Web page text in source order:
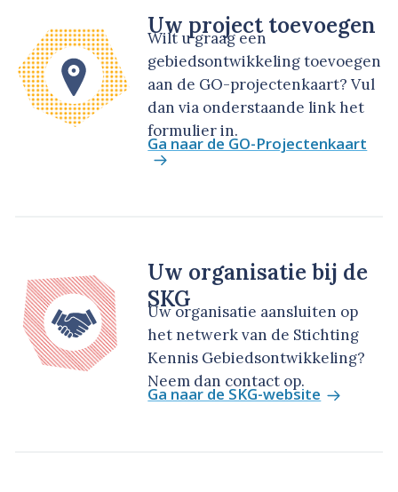
Uw project toevoegen
Wilt u graag een
gebiedsontwikkeling toevoegen
aan de GO-projectenkaart? Vul
dan via onderstaande link het
formulier in.
Ga naar de GO-Projectenkaart
Uw organisatie bij de
SKG
Uw organisatie aansluiten op
het netwerk van de Stichting
Kennis Gebiedsontwikkeling?
Neem dan contact op.
Ga naar de SKG-website